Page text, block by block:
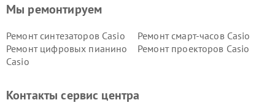
Мы ремонтируем
Ремонт синтезаторов Casio
Ремонт смарт-часов Casio
Ремонт цифровых пианино
Casio
Ремонт проекторов Casio
Контакты сервис центра